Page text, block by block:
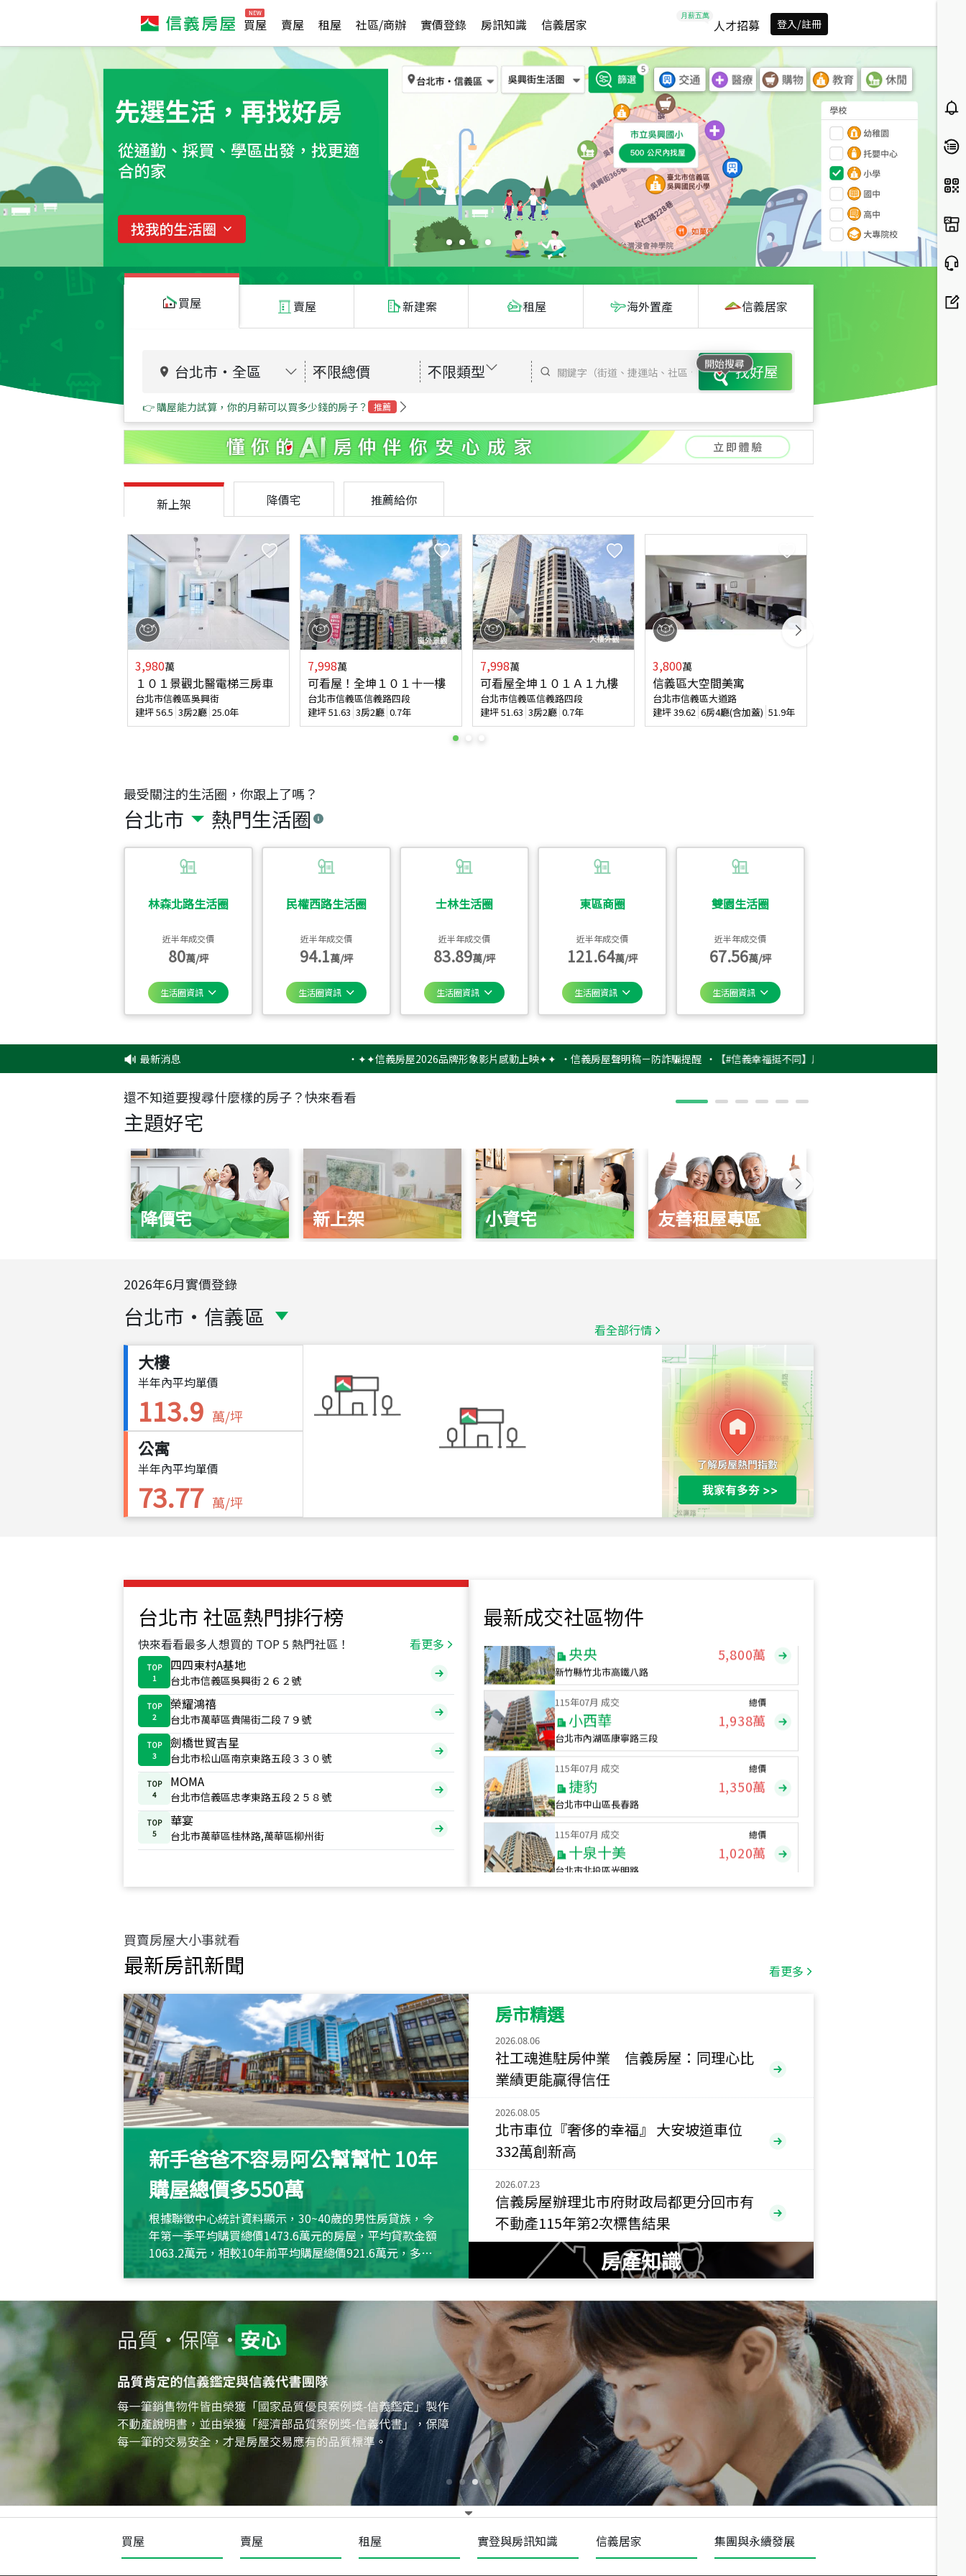
買屋 賣屋 租屋 社區/商辦 實價登錄 房訊知識 信義居家 人才招募 登入/註冊
買屋 賣屋 新建案 租屋 海外置產 信義居家
台北市 ・ 全區 不限總價 不限類型
開始搜尋
找好屋
👉 購屋能力試算，你的月薪可以買多少錢的房子？ 推薦
最受關注的生活圈，你跟上了嗎？
台北市 熱門生活圈
林森北路生活圈
近半年成交價
80萬/坪
生活圈資訊
民權西路生活圈
近半年成交價
94.1萬/坪
生活圈資訊
士林生活圈
近半年成交價
83.89萬/坪
生活圈資訊
東區商圈
近半年成交價
121.64萬/坪
生活圈資訊
雙園生活圈
近半年成交價
67.56萬/坪
生活圈資訊
新上架 降價宅 推薦給你
3,980萬
１０１景觀北醫電梯三房車
台北市信義區吳興街
建坪56.5 3房2廳 25.0年
7,998萬
可看屋！全坤１０１十一樓
台北市信義區信義路四段
建坪51.63 3房2廳 0.7年
7,998萬
可看屋全坤１０１Ａ１九樓
台北市信義區信義路四段
建坪51.63 3房2廳 0.7年
3,800萬
信義區大空間美寓
台北市信義區大道路
建坪39.62 6房4廳(含加蓋) 51.9年
最新消息 ✦✦信義房屋2026品牌形象影片感動上映✦✦ ‧信義房屋聲明稿－防詐騙提醒 ‧【#信義幸福挺不同】用實力，讓升職免抽號碼牌！最新雇主品
還不知道要搜尋什麼樣的房子？快來看看
主題好宅
降價宅 新上架 小資宅 友善租屋專區
2026年6月實價登錄
台北市 ・ 信義區 看全部行情
大樓
半年內平均單價
113.9 萬/坪
公寓
半年內平均單價
73.77 萬/坪
台北市 社區熱門排行榜
快來看看最多人想買的 TOP 5 熱門社區！ 看更多
TOP
1
四四東村A基地
台北市信義區吳興街２６２號
TOP
2
榮耀鴻禧
台北市萬華區貴陽街二段７９號
TOP
3
劍橋世貿吉星
台北市松山區南京東路五段３３０號
TOP
4
MOMA
台北市信義區忠孝東路五段２５８號
TOP
5
華宴
台北市萬華區桂林路,萬華區柳州街
最新成交社區物件
台北市中山區長春路
1,020萬
總價
490萬
總價
1,808萬
115年07月 成交
新竹縣竹北市高鐵八路
小西華
台北市內湖區康寧路三段
1,938萬
捷豹
台北市中山區長春路
1,350萬
十泉十美
台北市北投區光明路
1,020萬
115年07月 成交 總價
115
新北市永和區環河西路二段
115年07月 成交
央央 5,800萬
115年
小西華 1,938萬
115年07月 成交
捷豹
台北市中山區長春路
115年07月 成交
十泉十美
台北市北投區光明路
總價
1,020萬
年 07 月 成交
四維天廈
新竹市新竹市四維路
總價
490萬
115 月 成交
菁英典藏
新竹市新竹市慈祥路
買賣房屋大小事就看
最新房訊新聞 看更多
新手爸爸不容易阿公幫幫忙 10年
購屋總價多550萬
根據聯徵中心統計資料顯示，30~40歲的男性房貸族，今
年第一季平均購買總價1473.6萬元的房屋，平均貸款金額
1063.2萬元，相較10年前平均購屋總價921.6萬元，多出
約550萬元，且貸款金額也多
房市精選
2026.08.06
社工魂進駐房仲業 信義房屋：同理心比
業績更能贏得信任
2026.08.05
北市車位『奢侈的幸福』 大安坡道車位
332萬創新高
2026.07.23
信義房屋辦理北市府財政局都更分回市有
不動產115年第2次標售結果
房產知識
買屋 賣屋 租屋 實登與房訊知識 信義居家 集團與永續發展